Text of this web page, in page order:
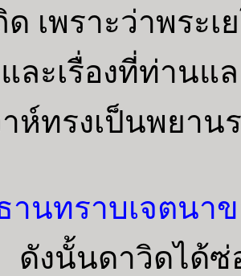
ด เพราะว่าพระ
และเรื่องที่ท่านแ
าห์ทรงเป็นพยาน
านทราบเจตนา
ดังนั้นดาวิดได้